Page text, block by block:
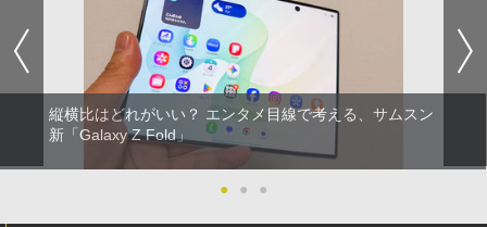
縦横比はどれがいい？ エンタメ目線で考える、サムスン
新「Galaxy Z Fold」
● ● ●